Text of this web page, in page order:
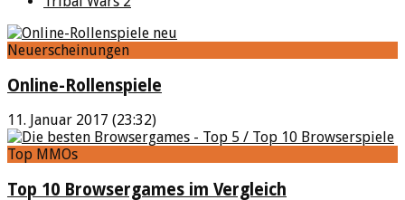
Neuerscheinungen
Online-Rollenspiele
11. Januar 2017 (23:32)
Top MMOs
Top 10 Browsergames im Vergleich